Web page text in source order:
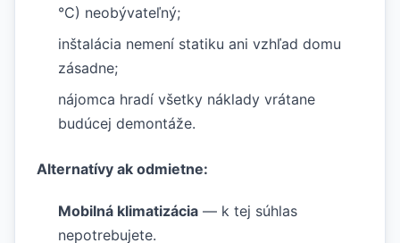
°C) neobývateľný;
inštalácia nemení statiku ani vzhľad domu
zásadne;
nájomca hradí všetky náklady vrátane
budúcej demontáže.
Alternatívy ak odmietne:
Mobilná klimatizácia — k tej súhlas
nepotrebujete.